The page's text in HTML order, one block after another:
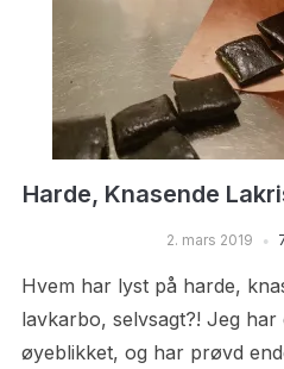
Harde, Knasende
2. mars 2019
Hvem har lyst på harde,
lavkarbo, selvsagt?! Jeg har
øyeblikket, og har prøvd